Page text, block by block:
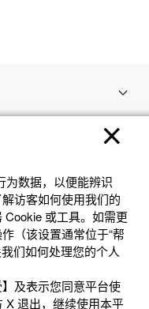
为数据，以便能辨识
访客如何使⽤我们的
或⼯具。如需更
（该设置通常位于“帮
我们如何处理您的个⼈
及表示您同意平台使
X 退出，继续使⽤本平